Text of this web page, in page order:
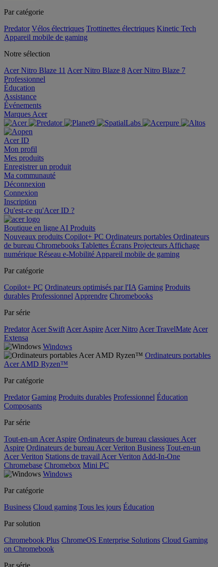
Par catégorie
Predator Vélos électriques Trottinettes électriques Kinetic Tech
Appareil mobile de gaming
Notre sélection
Acer Nitro Blaze 11 Acer Nitro Blaze 8 Acer Nitro Blaze 7
Professionnel
Éducation
Assistance
Événements
Marques Acer
Acer ID
Mon profil
Mes produits
Enregistrer un produit
Ma communauté
Déconnexion
Connexion
Inscription
Qu'est-ce qu'Acer ID ?
Boutique en ligne AI Produits
Nouveaux produits Copilot+ PC Ordinateurs portables Ordinateurs
de bureau Chromebooks Tablettes Écrans Projecteurs Affichage
numérique Réseau e-Mobilité Appareil mobile de gaming
Par catégorie
Copilot+ PC Ordinateurs optimisés par l'IA Gaming Produits
durables Professionnel Apprendre Chromebooks
Par série
Predator Acer Swift Acer Aspire Acer Nitro Acer TravelMate Acer
Extensa
Windows
Ordinateurs portables
Acer AMD Ryzen™
Par catégorie
Predator Gaming Produits durables Professionnel Éducation
Composants
Par série
Tout-en-un Acer Aspire Ordinateurs de bureau classiques Acer
Aspire Ordinateurs de bureau Acer Veriton Business Tout-en-un
Acer Veriton Stations de travail Acer Veriton Add-In-One
Chromebase Chromebox Mini PC
Windows
Par catégorie
Business Cloud gaming Tous les jours Éducation
Par solution
Chromebook Plus ChromeOS Enterprise Solutions Cloud Gaming
on Chromebook
Par série